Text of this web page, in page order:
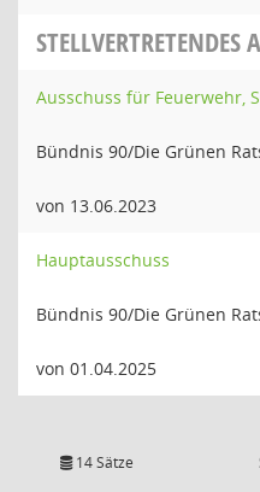
STELLVERTRETENDES
Ausschuss für Feuerwehr,
Bündnis 90/Die Grünen
von 13.06.2023
Hauptausschuss
Bündnis 90/Die Grünen
von 01.04.2025
14 Sätze